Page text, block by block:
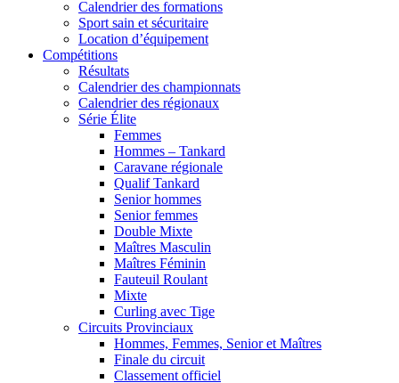
Calendrier des formations
Sport sain et sécuritaire
Location d’équipement
Compétitions
Résultats
Calendrier des championnats
Calendrier des régionaux
Série Élite
Femmes
Hommes – Tankard
Caravane régionale
Qualif Tankard
Senior hommes
Senior femmes
Double Mixte
Maîtres Masculin
Maîtres Féminin
Fauteuil Roulant
Mixte
Curling avec Tige
Circuits Provinciaux
Hommes, Femmes, Senior et Maîtres
Finale du circuit
Classement officiel